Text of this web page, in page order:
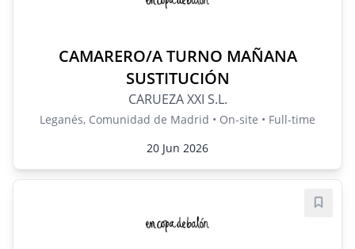
CAMARERO/A TURNO MAÑANA
SUSTITUCIÓN
CARUEZA XXI S.L.
Leganés, Comunidad de Madrid • On-site • Full-time
20 Jun 2026
Save